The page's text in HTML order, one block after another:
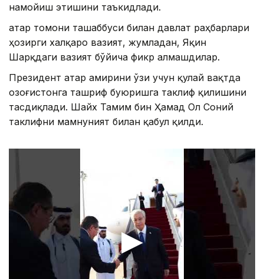
намойиш этишини таъкидлади.
Қатар томони ташаббуси билан давлат раҳбарлари
ҳозирги халқаро вазият, жумладан, Яқин
Шарқдаги вазият бўйича фикр алмашдилар.
Президент Қатар амирини ўзи учун қулай вақтда
Қозоғистонга ташриф буюришга таклиф қилишини
тасдиқлади. Шайх Тамим бин Ҳамад Ол Соний
таклифни мамнуният билан қабул қилди.